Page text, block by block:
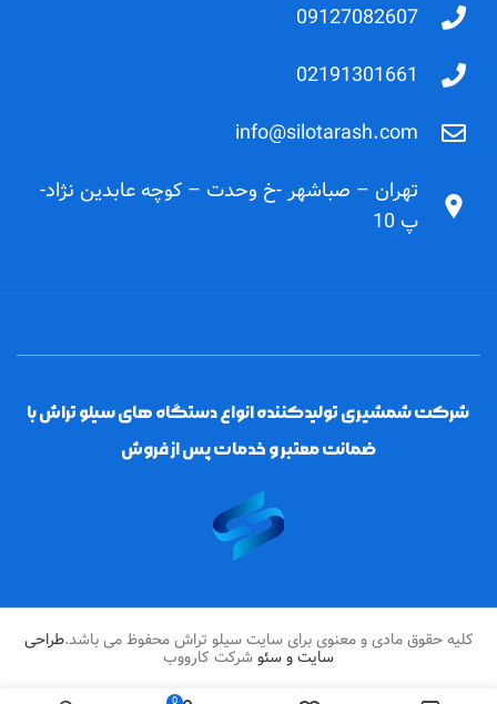
09127082607
02191301661
info@silotarash.com
تهران – صباشهر -خ وحدت – کوچه عابدین نژاد-
پ 10
شرکت شمشیری تولیدکننده انواع دستگاه های سیلو تراش با
ضمانت معتبر و خدمات پس از فروش
کلیه حقوق مادی و معنوی برای سایت سیلو تراش محفوظ می باشد.طراحی
سایت و سئوشرکت کارووب